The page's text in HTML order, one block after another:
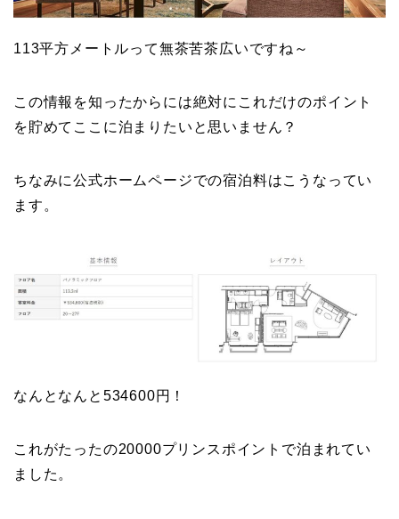
113平方メートルって無茶苦茶広いですね～
この情報を知ったからには絶対にこれだけのポイント
を貯めてここに泊まりたいと思いません？
ちなみに公式ホームページでの宿泊料はこうなってい
ます。
なんとなんと534600円！
これがたったの20000プリンスポイントで泊まれてい
ました。